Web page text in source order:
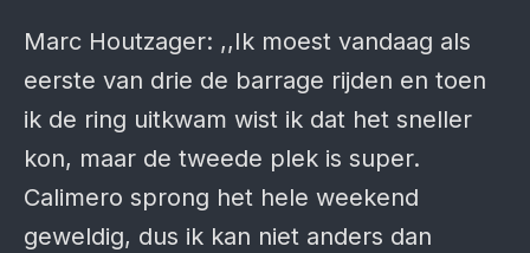
Marc Houtzager: ,,Ik moest vandaag als
eerste van drie de barrage rijden en toen
ik de ring uitkwam wist ik dat het sneller
kon, maar de tweede plek is super.
Calimero sprong het hele weekend
geweldig, dus ik kan niet anders dan